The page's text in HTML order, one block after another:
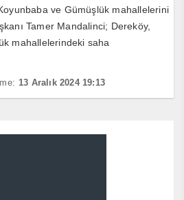
ve Gümüşlük mahallelerini
Tamer Mandalinci; Dereköy,
mahallelerindeki saha
13 Aralık 2024 19:13